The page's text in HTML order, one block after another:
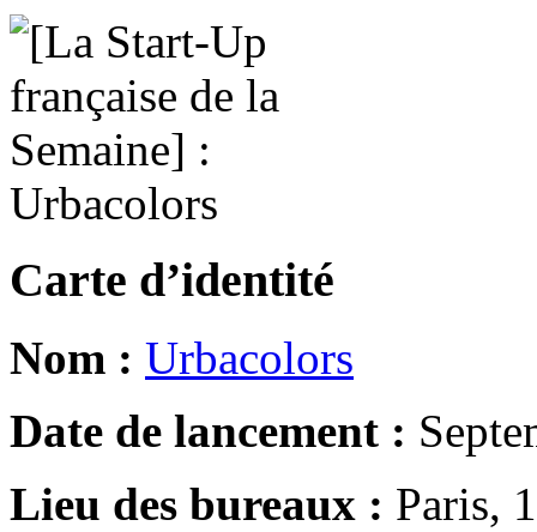
Carte d’identité
Nom : Urbacolors
Date de lancement :
Lieu des bureaux : Paris,